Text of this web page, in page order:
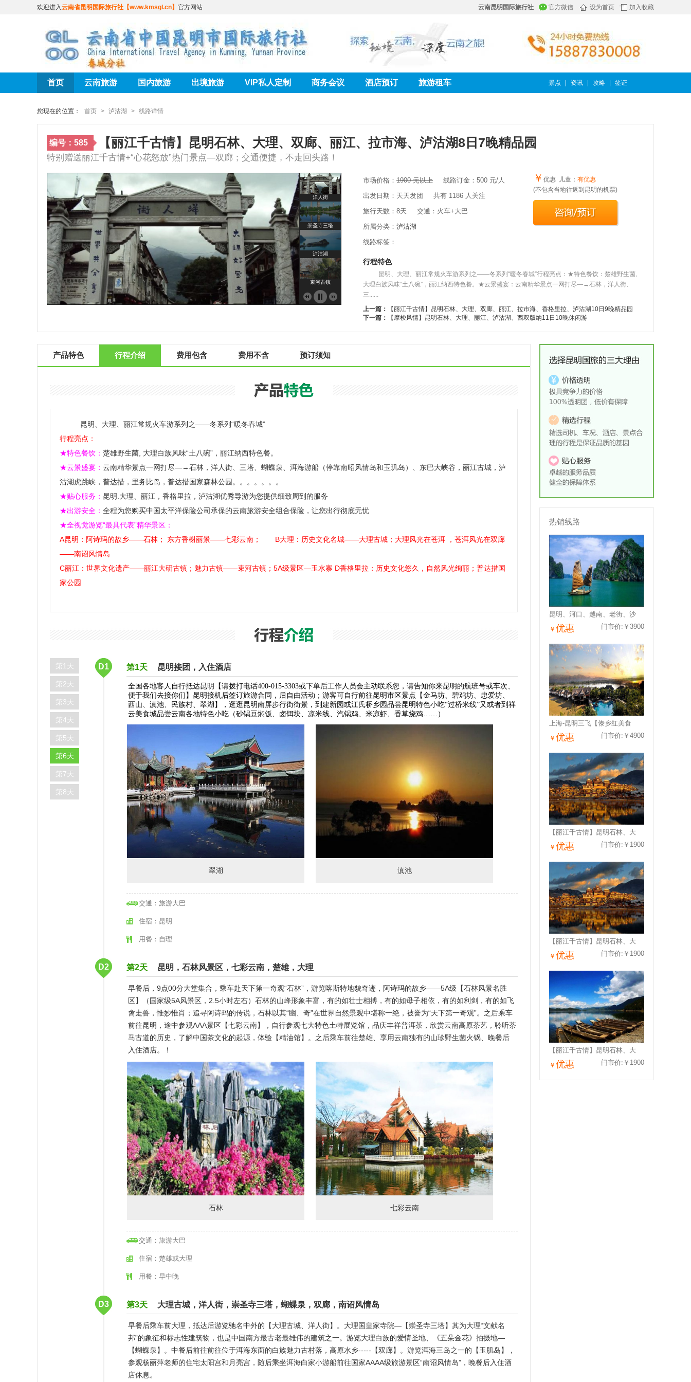
云南昆明国际旅行社 官方微信 设为首页 加入收藏
欢迎进入云南省昆明国际旅行社【www.kmsgl.cn】 官方网站
景点 资讯 攻略 签证
首页 云南旅游 国内旅游 出境旅游 VIP私人定制 商务会议 酒店预订 旅游租车
您现在的位置： 首页 > 泸沽湖 > 线路详情
编号：585 【丽江千古情】昆明石林、大理、双廊、丽江、拉市海、泸沽湖8日7晚精品园
特别赠送丽江千古情+“心花怒放”热门景点—双廊；交通便捷，不走回头路！
束河古镇
七彩云南
洋人街
崇圣寺三塔
泸沽湖
束河古镇
大理古城
洋人街
拉市海
市场价格： 1900 元以上 线路订金： 500 元/人
出发日期：天天发团 共有 1186 人关注
旅行天数：8天 交通：火车+大巴
所属分类： 泸沽湖
线路标签：
￥ 优惠 儿童： 有优惠
(不包含当地往返到昆明的机票)
行程特色
昆明、大理、丽江常规火车游系列之——冬系列“暖冬春城”行程亮点：★特色餐饮：楚雄野生菌,
大理白族风味“土八碗”，丽江纳西特色餐。★云景盛宴：云南精华景点一网打尽—→石林，洋人街、
三......
上一篇：
【丽江千古情】昆明石林、大理、双廊、丽江、拉市海、香格里拉、泸沽湖10日9晚精品园
下一篇：
【摩梭风情】昆明石林、大理、丽江、泸沽湖、西双版纳11日10晚休闲游
产品特色 行程介绍 费用包含 费用不含 预订须知
昆明、大理、丽江常规火车游系列之——冬系列“暖冬春城”
行程亮点：
★特色餐饮： 楚雄野生菌, 大理白族风味“土八碗”，丽江纳西特色餐。
★云景盛宴： 云南精华景点一网打尽—→石林，洋人街、三塔、蝴蝶泉、洱海游船（停靠南昭风情岛和玉玑岛）、东巴大峡谷，丽江古城，泸
沽湖虎跳峡，普达措，里务比岛，普达措国家森林公园。。。。。。。
★贴心服务： 昆明.大理、丽江，香格里拉，泸沽湖优秀导游为您提供细致周到的服务
★出游安全： 全程为您购买中国太平洋保险公司承保的云南旅游安全组合保险，让您出行彻底无忧
★全视觉游览“最具代表”精华景区：
A昆明：阿诗玛的故乡——石林； 东方香榭丽景——七彩云南； B大理：历史文化名城——大理古城；大理风光在苍洱 ，苍洱风光在双廊
——南诏风情岛
C丽江：世界文化遗产——丽江大研古镇；魅力古镇——束河古镇；5A级景区—玉水寨 D香格里拉：历史文化悠久，自然风光绚丽；普达措国
家公园
第1天
第2天
第3天
第4天
第5天
第6天
第7天
第8天
D1 第1天 昆明接团，入住酒店
全国各地客人自行抵达昆明【请拨打电话400-015-3303或下单后工作人员会主动联系您，请告知你来昆明的航班号或车次、
便于我们去接你们】昆明接机后签订旅游合同，后自由活动；游客可自行前往昆明市区景点【金马坊、碧鸡坊、忠爱坊、
西山、滇池、民族村、翠湖】，逛逛昆明南屏步行街街景，到建新园或江氏桥乡园品尝昆明特色小吃“过桥米线”又或者到祥
云美食城品尝云南各地特色小吃（砂锅豆焖饭、卤饵块、凉米线、汽锅鸡、米凉虾、香草烧鸡……）
翠湖 滇池
交通：旅游大巴
住宿：昆明
用餐：自理
D2 第2天 昆明，石林风景区，七彩云南，楚雄，大理
早餐后，9点00分大堂集合，乘车赴天下第一奇观“石林”，游览喀斯特地貌奇迹，阿诗玛的故乡——5A级【石林风景名胜
区】（国家级5A风景区，2.5小时左右）石林的山峰形象丰富，有的如壮士相搏，有的如母子相依，有的如利剑，有的如飞
禽走兽，惟妙惟肖；追寻阿诗玛的传说，石林以其“幽、奇”在世界自然景观中堪称一绝，被誉为“天下第一奇观”。之后乘车
前往昆明，途中参观AAA景区【七彩云南】，自行参观七大特色土特展览馆，品庆丰祥普洱茶，欣赏云南高原茶艺，聆听茶
马古道的历史，了解中国茶文化的起源，体验【精油馆】。之后乘车前往楚雄、享用云南独有的山珍野生菌火锅、晚餐后
入住酒店。！
石林 七彩云南
交通：旅游大巴
住宿：楚雄或大理
用餐：早中晚
D3 第3天 大理古城，洋人街，崇圣寺三塔，蝴蝶泉，双廊，南诏风情岛
早餐后乘车前大理，抵达后游览驰名中外的【大理古城、洋人街】。大理国皇家寺院—【崇圣寺三塔】其为大理“文献名
邦”的象征和标志性建筑物，也是中国南方最古老最雄伟的建筑之一。游览大理白族的爱情圣地、《五朵金花》拍摄地—
【蝴蝶泉】。中餐后前往前往位于洱海东面的白族魅力古村落，高原水乡-----【双廊】。游览洱海三岛之一的【玉肌岛】，
参观杨丽萍老师的住宅太阳宫和月亮宫，随后乘坐洱海白家小游船前往国家AAAA级旅游景区“南诏风情岛”，晚餐后入住酒
店休息。
热销线路
昆明、河口、越南、老街、沙
门市价:￥3900
￥ 优惠
上海-昆明三飞【傣乡红美食
门市价:￥4900
￥ 优惠
【丽江千古情】昆明石林、大
门市价:￥1900
￥ 优惠
【丽江千古情】昆明石林、大
门市价:￥1900
￥ 优惠
【丽江千古情】昆明石林、大
门市价:￥1900
￥ 优惠